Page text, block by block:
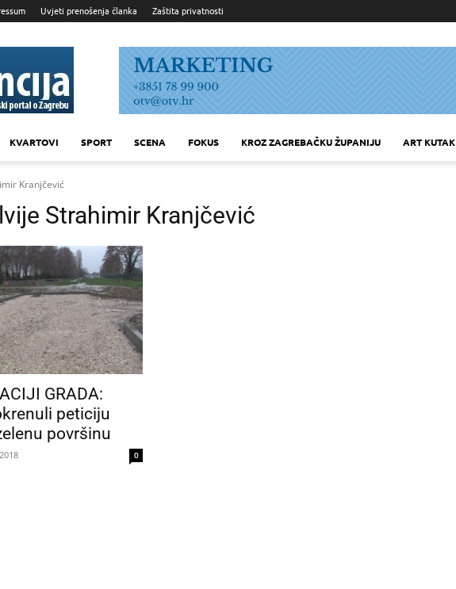
Uvjeti prenošenja članka Zaštita privatnosti
KVARTOVI SPORT SCENA FOKUS KROZ ZAGREBAČKU ŽUPANIJU ART KUTAK
Kranjčević
Strahimir Kranjčević
GRADA:
peticiju
površinu
0